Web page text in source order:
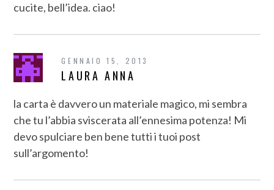
cucite, bell’idea. ciao!
GENNAIO 15, 2013
LAURA ANNA
la carta è davvero un materiale magico, mi sembra
che tu l’abbia sviscerata all’ennesima potenza! Mi
devo spulciare ben bene tutti i tuoi post
sull’argomento!